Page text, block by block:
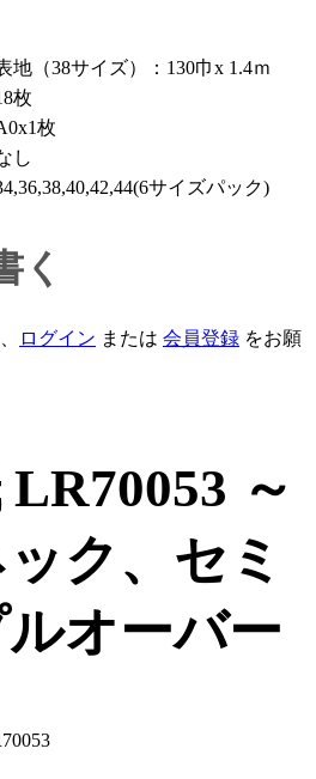
地（38サイズ）：130巾x 1.4ｍ
枚
枚
し
サイズパック)
く
ログイン または 会員登録 をお願
～
ク、セミ
オーバー